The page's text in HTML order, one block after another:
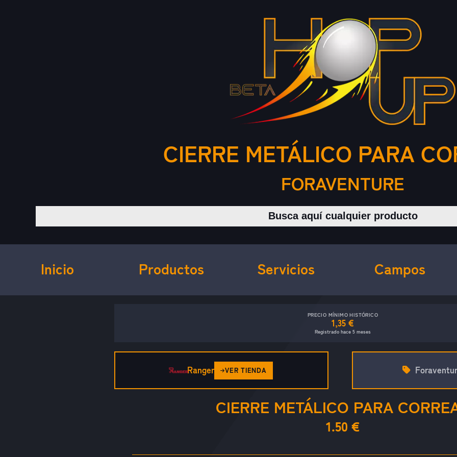
CIERRE METÁLICO PARA
FORAVENTURE
Buscar productos
Inicio Productos Servicios Campos
PRECIO MÍNIMO HISTÓRICO
1,35 €
Registrado hace 5 meses
Ranger VER TIENDA
CIERRE METÁLICO PARA
1.50 €